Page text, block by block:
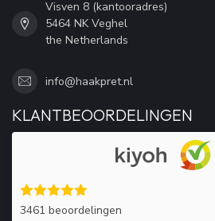
Visven 8 (kantooradres)
5464 NK Veghel
the Netherlands
info@haakpret.nl
KLANTBEOORDELINGEN
3461 beoordelingen